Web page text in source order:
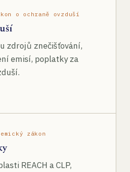
o ochraně ovzduší
zdrojů znečišťování,
emisí, poplatky za
zákon
REACH a CLP,